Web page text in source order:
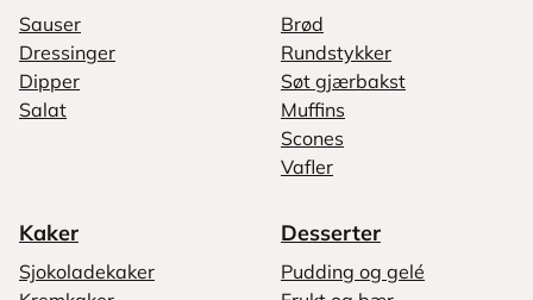
Sauser
Dressinger
Dipper
Salat
Brød
Rundstykker
Søt gjærbakst
Muffins
Scones
Vafler
Kaker
Sjokoladekaker
Desserter
Pudding og gelé